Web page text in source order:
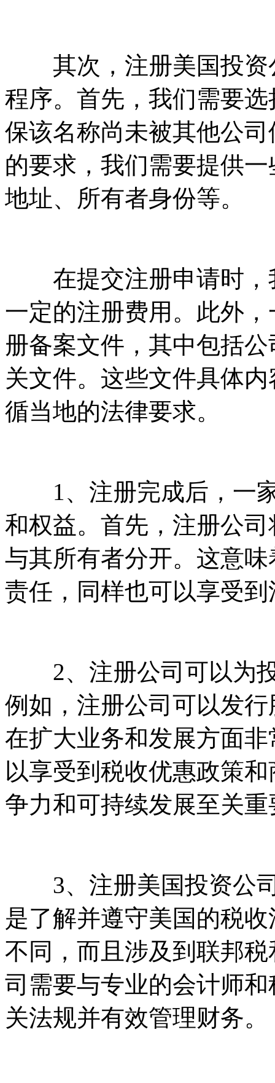
其次，注册美国投资
程序。首先，我们需要
保该名称尚未被其他公
的要求，我们需要提供
地址、所有者身份等。
在提交注册申请时，
一定的注册费用。此外
册备案文件，其中包括
关文件。这些文件具体
循当地的法律要求。
1、注册完成后，一家
和权益。首先，注册公
与其所有者分开。这意
责任，同样也可以享受
2、注册公司可以为投
例如，注册公司可以发
在扩大业务和发展方面
以享受到税收优惠政策
争力和可持续发展至关重
3、注册美国投资公司
是了解并遵守美国的税
不同，而且涉及到联邦
司需要与专业的会计师
关法规并有效管理财务。